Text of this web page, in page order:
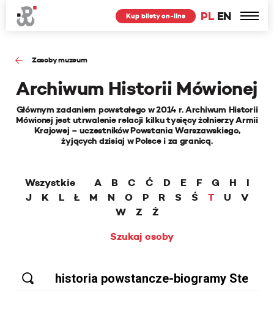
PL EN
Kup bilety on-line
Zasoby muzeum
Archiwum Historii Mówionej
Głównym zadaniem powstałego w 2014 r. Archiwum Historii
Mówionej jest utrwalenie relacji kilku tysięcy żołnierzy Armii
Krajowej – uczestników Powstania Warszawskiego,
żyjących dzisiaj w Polsce i za granicą.
Wszystkie A B C Ć D E F G H
I
J
K L Ł M N O P R S Ś T U
V
W
Z
Ż
Szukaj osoby